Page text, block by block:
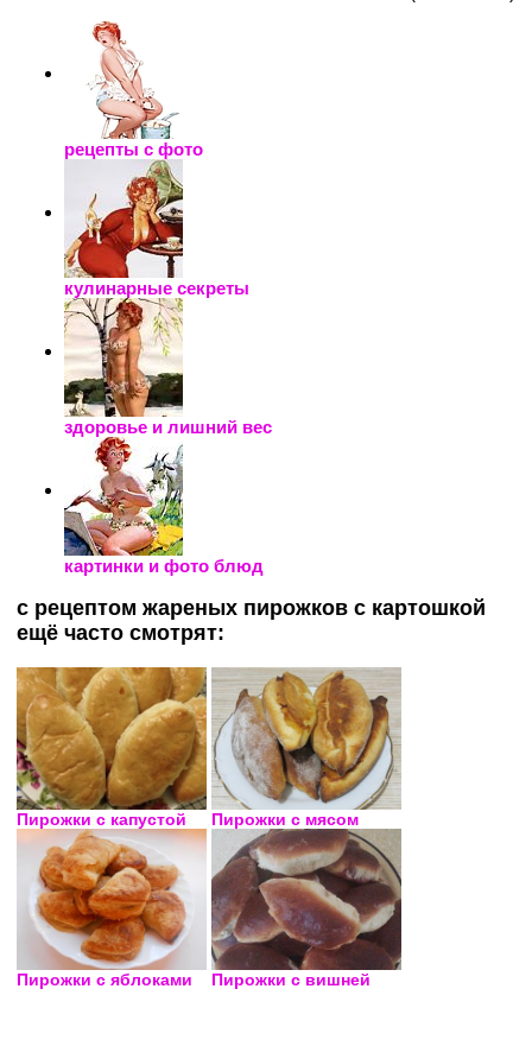
рецепты с фото
кулинарные секреты
здоровье и лишний вес
картинки и фото блюд
с рецептом жареных пирожков с картошкой
ещё часто смотрят:
Пирожки с капустой Пирожки с мясом
Пирожки с яблоками Пирожки с вишней